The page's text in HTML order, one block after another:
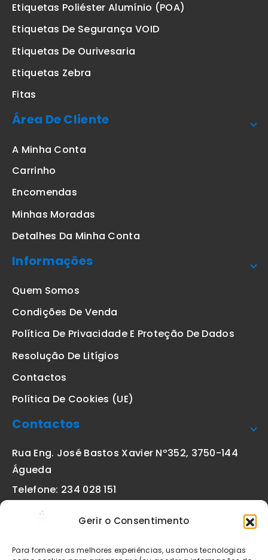
Gerir o Consentimento
Para fornecer as melhores experiências, usamos tecnologias
Etiquetas Poliéster Alumínio (POA)
Etiquetas De Segurança VOID
Etiquetas De Ourivesaria
Etiquetas Zebra
Fitas
Área De Cliente
A Minha Conta
Carrinho
Encomendas
Minhas Moradas
Detalhes Da Minha Conta
Informações
Quem Somos
Condições De Venda
Política De Privacidade E Proteção De Dados
Resolução De Litígios
Contactos
Política De Cookies (UE)
Contactos
Rua Eng. José Bastos Xavier Nº352, 3750-144
Águeda
Telefone: 234 028 151
geral@etiquetas-online.pt